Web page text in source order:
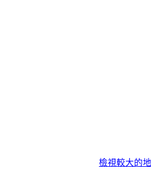
檢視較大的